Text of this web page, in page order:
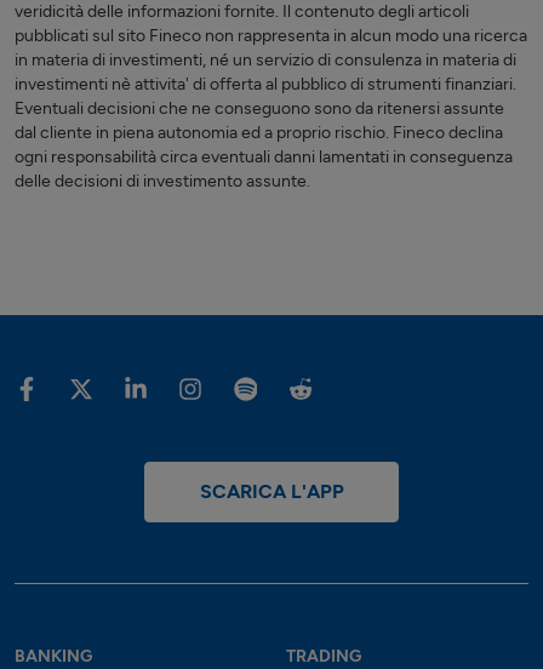
veridicità delle informazioni fornite. Il contenuto degli articoli
pubblicati sul sito Fineco non rappresenta in alcun modo una ricerca
in materia di investimenti, né un servizio di consulenza in materia di
investimenti nè attivita' di offerta al pubblico di strumenti finanziari.
Eventuali decisioni che ne conseguono sono da ritenersi assunte
dal cliente in piena autonomia ed a proprio rischio. Fineco declina
ogni responsabilità circa eventuali danni lamentati in conseguenza
delle decisioni di investimento assunte.
SCARICA L'APP
BANKING TRADING